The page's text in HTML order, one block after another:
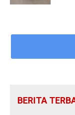
BERITA